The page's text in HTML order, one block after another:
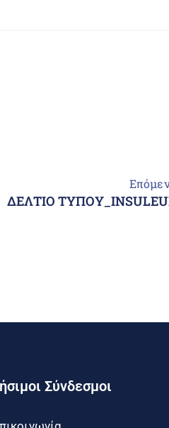
ΔΕΛΤΙΟ
Σύνδεσμοι